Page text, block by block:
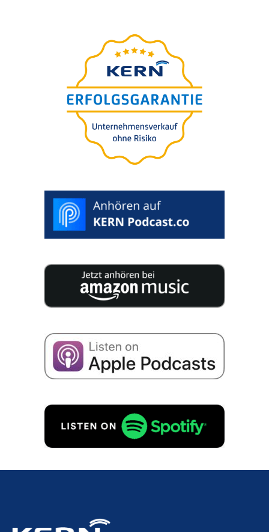
przewod­nik
uniwer­sal­nyna sukces­ję
Państ­wa firmy
so­waną wiedzę na temat sukces­ji w Twojej firmie.
następst­wie firmy zgodnie zPolity­ką prywat­ności
ZAMÓW BEZPŁATNIE!